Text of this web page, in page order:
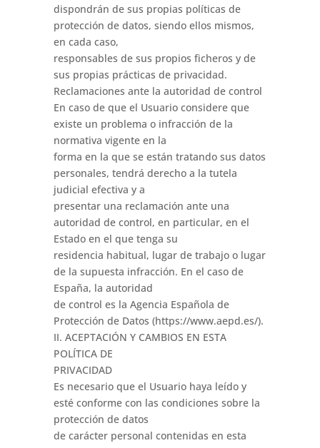
dispondrán de sus propias políticas de
protección de datos, siendo ellos mismos,
en cada caso,
responsables de sus propios ficheros y de
sus propias prácticas de privacidad.
Reclamaciones ante la autoridad de control
En caso de que el Usuario considere que
existe un problema o infracción de la
normativa vigente en la
forma en la que se están tratando sus datos
personales, tendrá derecho a la tutela
judicial efectiva y a
presentar una reclamación ante una
autoridad de control, en particular, en el
Estado en el que tenga su
residencia habitual, lugar de trabajo o lugar
de la supuesta infracción. En el caso de
España, la autoridad
de control es la Agencia Española de
Protección de Datos (https://www.aepd.es/).
II. ACEPTACIÓN Y CAMBIOS EN ESTA
POLÍTICA DE
PRIVACIDAD
Es necesario que el Usuario haya leído y
esté conforme con las condiciones sobre la
protección de datos
de carácter personal contenidas en esta